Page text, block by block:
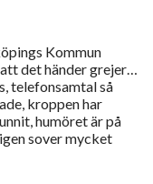
Kommun
det händer grejer…
telefonsamtal så
kroppen har
humöret är på
sover mycket